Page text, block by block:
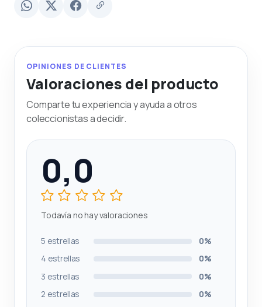
OPINIONES DE CLIENTES
Valoraciones del producto
Comparte tu experiencia y ayuda a otros
coleccionistas a decidir.
0,0
Todavía no hay valoraciones
5 estrellas
0%
4 estrellas
0%
3 estrellas
0%
2 estrellas
0%